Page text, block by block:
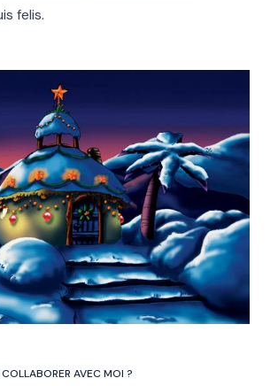
felis.
AVEC MOI ?